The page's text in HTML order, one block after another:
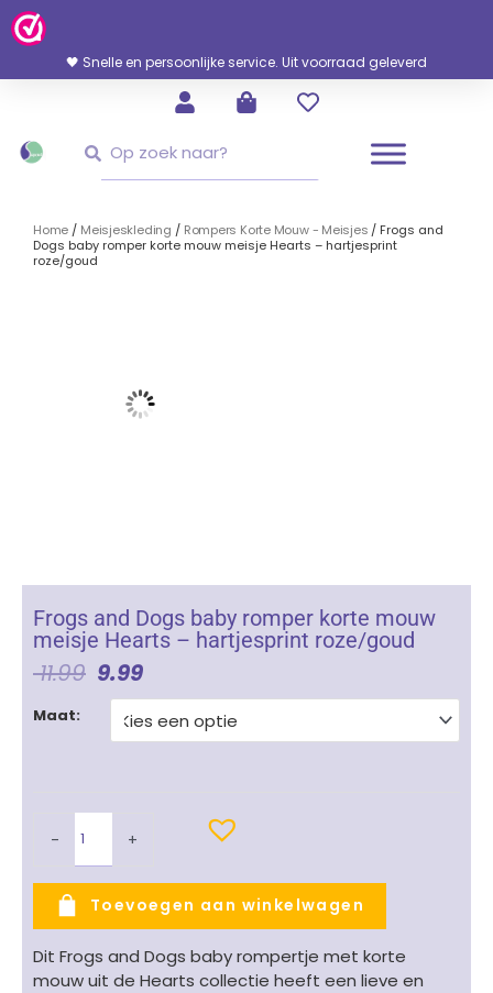
Ga
Naar
Inhoud
🖤 Snelle en persoonlijke service. Uit voorraad geleverd
Home / Meisjeskleding / Rompers Korte Mouw - Meisjes / Frogs and
Dogs baby romper korte mouw meisje Hearts – hartjesprint
roze/goud
Frogs and Dogs baby romper korte mouw
meisje Hearts – hartjesprint roze/goud
11.99 Oorspronkelijke
Prijs
Was:
€ 11.99.
9.99Huidige
Prijs
Is:
€ 9.99.
Maat:
-
Frogs
meisje
Hearts
-
hartjesprint
roze/goud
+
Toevoegen aan winkelwagen
Dit Frogs and Dogs baby rompertje met korte
mouw uit de Hearts collectie heeft een lieve en